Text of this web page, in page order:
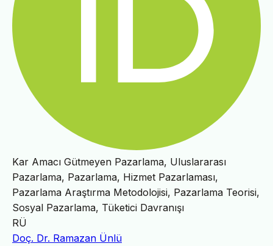
Kar Amacı Gütmeyen Pazarlama, Uluslararası
Pazarlama, Pazarlama, Hizmet Pazarlaması,
Pazarlama Araştırma Metodolojisi, Pazarlama Teorisi,
Sosyal Pazarlama, Tüketici Davranışı
RÜ
Doç. Dr. Ramazan Ünlü